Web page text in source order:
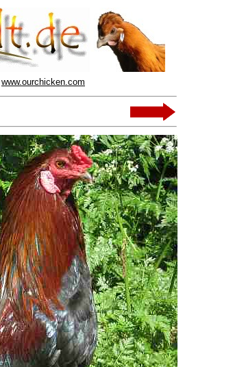
www.ourchicken.com